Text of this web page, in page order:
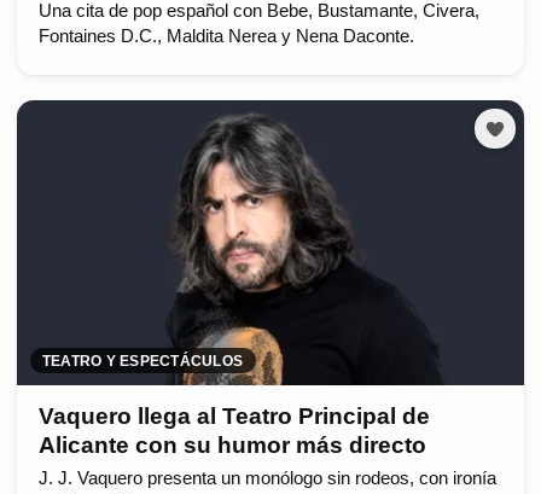
Una cita de pop español con Bebe, Bustamante, Civera,
Fontaines D.C., Maldita Nerea y Nena Daconte.
TEATRO Y ESPECTÁCULOS
Vaquero llega al Teatro Principal de
Alicante con su humor más directo
J. J. Vaquero presenta un monólogo sin rodeos, con ironía